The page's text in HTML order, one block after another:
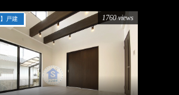
】戸建 1760 views